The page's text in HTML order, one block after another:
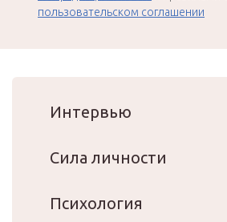
пользовательском соглашении
Интервью
Сила личности
Психология